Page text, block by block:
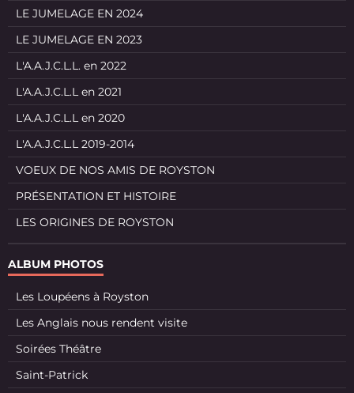
LE JUMELAGE EN 2024
LE JUMELAGE EN 2023
L'A.A.J.C.L.L. en 2022
L'A.A.J.C.L.L en 2021
L'A.A.J.C.L.L en 2020
L'A.A.J.C.L.L 2019-2014
VOEUX DE NOS AMIS DE ROYSTON
PRÉSENTATION ET HISTOIRE
LES ORIGINES DE ROYSTON
ALBUM PHOTOS
Les Loupéens à Royston
Les Anglais nous rendent visite
Soirées Théâtre
Saint-Patrick